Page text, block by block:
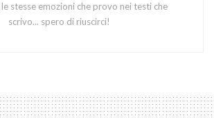
stesse emozioni che provo nei testi che
scrivo... spero di riuscirci!